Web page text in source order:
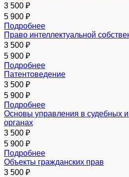
3 500 ₽
5 900 ₽
Подробнее
Право интеллектуальной
3 500 ₽
5 900 ₽
Подробнее
Патентоведение
3 500 ₽
5 900 ₽
Подробнее
Основы управления в судебных
органах
3 500 ₽
5 900 ₽
Подробнее
Объекты гражданских прав
3 500 ₽